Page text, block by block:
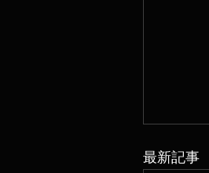
最新記事